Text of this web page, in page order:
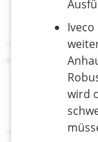
wird